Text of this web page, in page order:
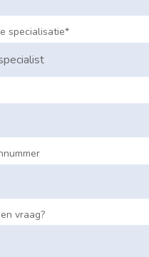
specialisatie*
vraag?